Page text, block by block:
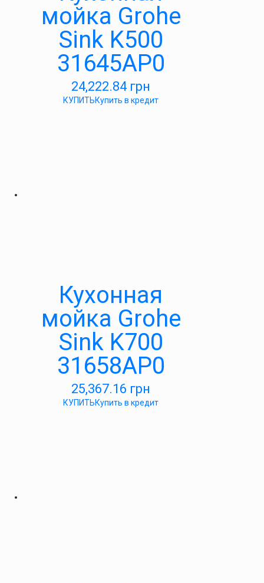
мойка Grohe
Sink K500
31645AP0
24,222.84 грн
КУПИТЬКупить в кредит
Кухонная
мойка Grohe
Sink K700
31658AP0
25,367.16 грн
КУПИТЬКупить в кредит